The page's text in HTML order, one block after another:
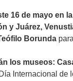
16 de mayo en
y Juárez,
Borunda
los museos:
Internacional